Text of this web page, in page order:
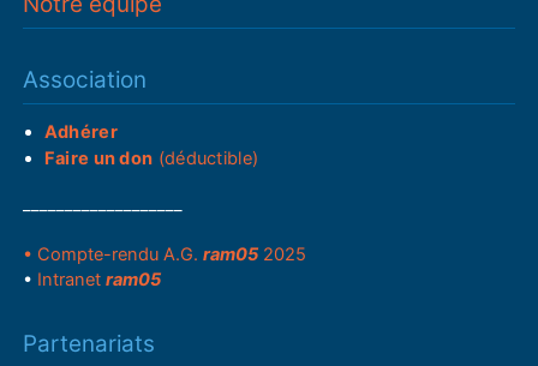
Association
Adhérer
Faire un don (déductible)
• Compte-rendu A.G.ram05 2025
• Intranetram05
Partenariats